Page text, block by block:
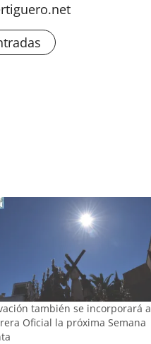
también se incorporará a
Oficial la próxima Semana